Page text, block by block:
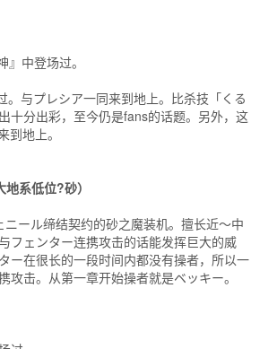
』中登场过。
。与プレシア一同来到地上。比杀技「くる
十分出彩，至今仍是fans的话题。另外，这
到地上。
系低位?砂）
ール缔结契约的砂之魔装机。擅长近～中
フェンター连携攻击的话能发挥巨大的威
ー在很长的一段时间内都没有操者，所以一
攻击。从第一章开始操者就是ベッキー。